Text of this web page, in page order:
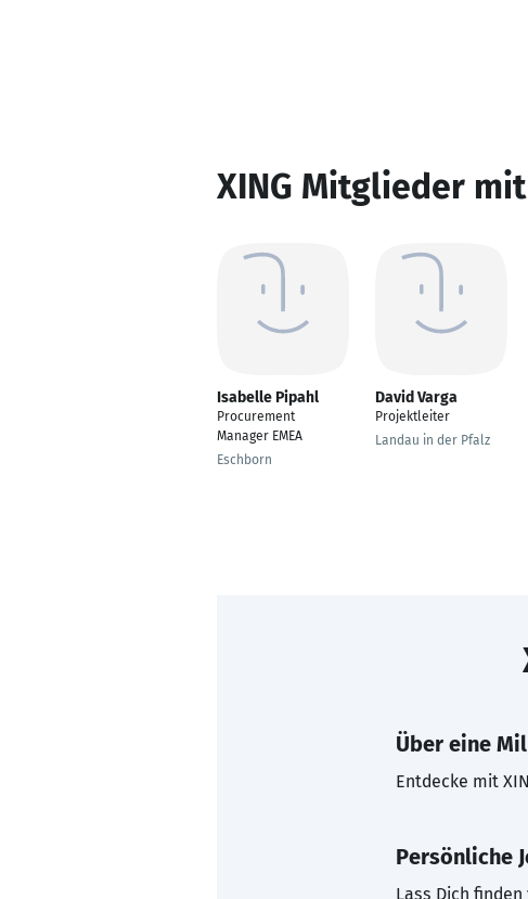
XING Mitglieder
Isabelle Pipahl
Procurement
Manager EMEA
Eschborn
David Varga
Projektleiter
Landau in der Pfalz
Über eine
Entdecke mit
Persönliche
Lass Dich